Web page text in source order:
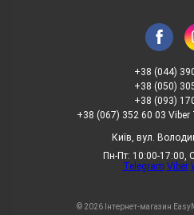
+38 (044)
+38 (050)
+38 (093)
+38 (067) 352 60 03 Viber
Київ, вул.
Пн-Пт: 10:00-17:00,
Telegram Viber
© 2026 Інтернет-магазин